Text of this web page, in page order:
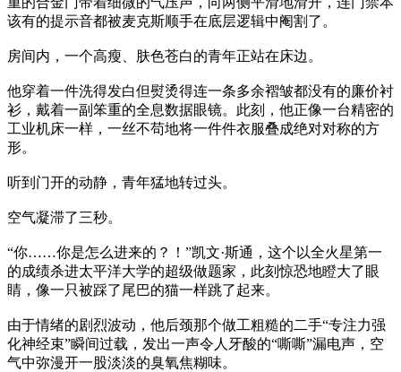
该有的提示音都被麦克斯顺手在底层逻辑中阉割了。
房间内，一个高瘦、肤色苍白的青年正站在床边。
他穿着一件洗得发白但熨烫得连一条多余褶皱都没有的廉价衬
衫，戴着一副笨重的全息数据眼镜。此刻，他正像一台精密的
工业机床一样，一丝不苟地将一件件衣服叠成绝对对称的方
形。
听到门开的动静，青年猛地转过头。
空气凝滞了三秒。
“你……你是怎么进来的？！”凯文·斯通，这个以全火星第一
的成绩杀进太平洋大学的超级做题家，此刻惊恐地瞪大了眼
睛，像一只被踩了尾巴的猫一样跳了起来。
由于情绪的剧烈波动，他后颈那个做工粗糙的二手“专注力强
化神经束”瞬间过载，发出一声令人牙酸的“嘶嘶”漏电声，空
气中弥漫开一股淡淡的臭氧焦糊味。